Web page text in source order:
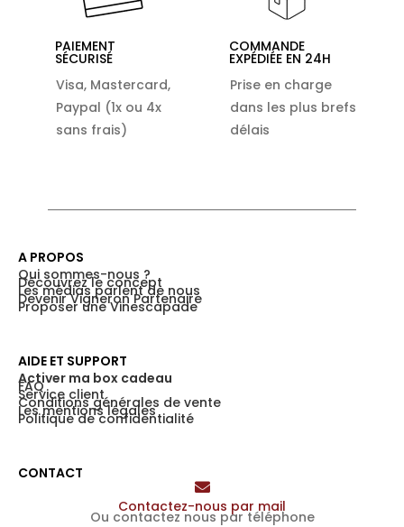
PAIEMENT
SÉCURISÉ
Visa, Mastercard,
Paypal (1x ou 4x
sans frais)
COMMANDE
EXPÉDIÉE EN 24H
Prise en charge
dans les plus brefs
délais
CONTACT
Contactez-nous par mail
Ou contactez nous par téléphone
AIDE ET SUPPORT
Activer ma box cadeau
FAQ
Service client
Conditions générales de vente
Les mentions légales
Politique de confidentialité
A PROPOS
Qui sommes-nous ?
Découvrez le concept
Les médias parlent de nous
Devenir Vigneron Partenaire
Proposer une Vinescapade